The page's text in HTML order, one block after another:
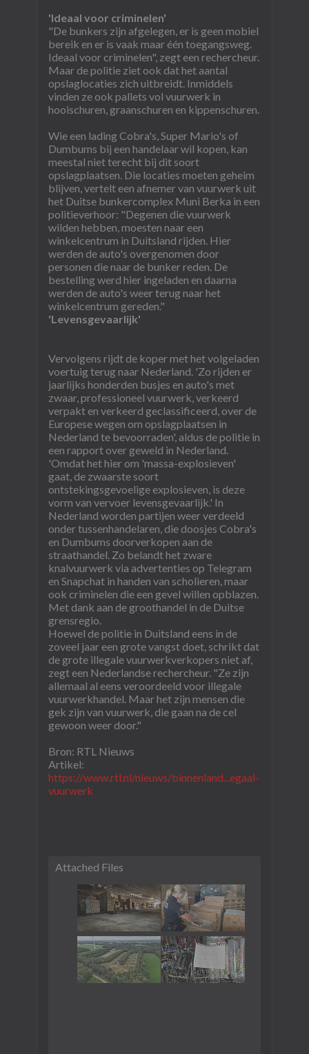
'Ideaal voor criminelen'
"De bunkers zijn afgelegen, er is geen mobiel
bereik en er is vaak maar één toegangsweg.
Ideaal voor criminelen", zegt een rechercheur.
Maar de politie ziet ook dat het aantal
opslaglocaties zich uitbreidt. Inmiddels
vinden ze ook pallets vol vuurwerk in
hooischuren, graanschuren en kippenschuren.
Wie een lading Cobra's, Super Mario's of
Dumbums bij een handelaar wil kopen, kan
meestal niet terecht bij dit soort
opslagplaatsen. Die locaties moeten geheim
blijven, vertelt een afnemer van vuurwerk uit
het Duitse bunkercomplex Muni Berka in een
politieverhoor: "Degenen die vuurwerk
wilden hebben, moesten naar een
winkelcentrum in Duitsland rijden. Hier
werden de auto's overgenomen door
personen die naar de bunker reden. De
bestelling werd hier ingeladen en daarna
werden de auto's weer terug naar het
winkelcentrum gereden."
'Levensgevaarlijk'
Vervolgens rijdt de koper met het volgeladen
voertuig terug naar Nederland. 'Zo rijden er
jaarlijks honderden busjes en auto's met
zwaar, professioneel vuurwerk, verkeerd
verpakt en verkeerd geclassificeerd, over de
Europese wegen om opslagplaatsen in
Nederland te bevoorraden', aldus de politie in
een rapport over geweld in Nederland.
'Omdat het hier om 'massa-explosieven'
gaat, de zwaarste soort
ontstekingsgevoelige explosieven, is deze
vorm van vervoer levensgevaarlijk.' In
Nederland worden partijen weer verdeeld
onder tussenhandelaren, die doosjes Cobra's
en Dumbums doorverkopen aan de
straathandel. Zo belandt het zware
knalvuurwerk via advertenties op Telegram
en Snapchat in handen van scholieren, maar
ook criminelen die een gevel willen opblazen.
Met dank aan de groothandel in de Duitse
grensregio.
Hoewel de politie in Duitsland eens in de
zoveel jaar een grote vangst doet, schrikt dat
de grote illegale vuurwerkverkopers niet af,
zegt een Nederlandse rechercheur. "Ze zijn
allemaal al eens veroordeeld voor illegale
vuurwerkhandel. Maar het zijn mensen die
gek zijn van vuurwerk, die gaan na de cel
gewoon weer door."
Bron: RTL Nieuws
​Artikel:
https://www.rtl.nl/nieuws/binnenland...egaal-
vuurwerk
Attached Files